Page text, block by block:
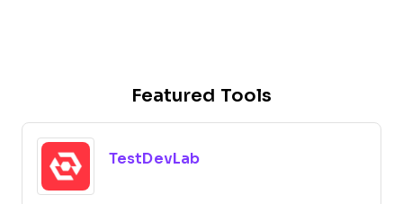
Featured Tools
TestDevLab